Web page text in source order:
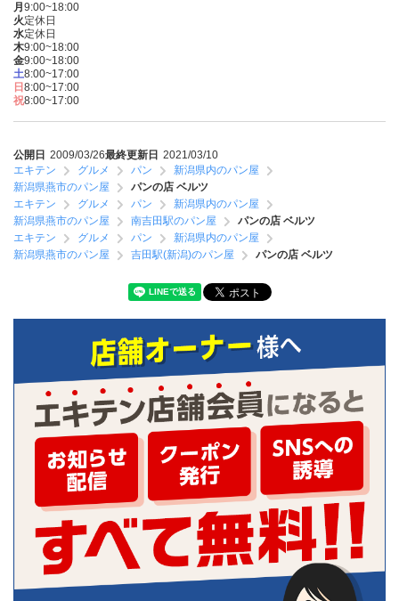
月 9:00~18:00
火定休日
水定休日
木9:00~18:00
金9:00~18:00
土8:00~17:00
日 8:00~17:00
祝8:00~17:00
公開日 2009/03/26最終更新日 2021/03/10
エキテン
グルメ パン
新潟県内のパン屋
新潟県燕市のパン屋
パンの店 ベルツ
エキテン
グルメ パン
新潟県内のパン屋
新潟県燕市のパン屋
南吉田駅のパン屋
パンの店 ベルツ
エキテン
グルメ パン
新潟県内のパン屋
新潟県燕市のパン屋
吉田駅(新潟)のパン屋 パンの店 ベルツ